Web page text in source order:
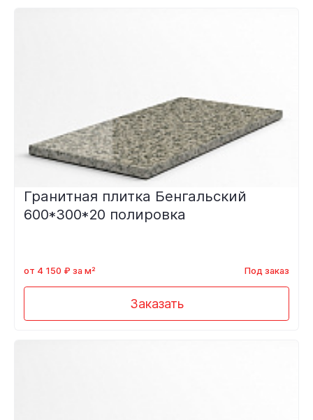
Гранитная плитка Бенгальский
600*300*20 полировка
от 4 150 ₽ за м² Под заказ
Заказать